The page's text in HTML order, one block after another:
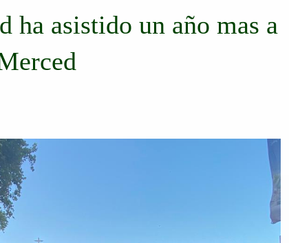
ha asistido un año mas a